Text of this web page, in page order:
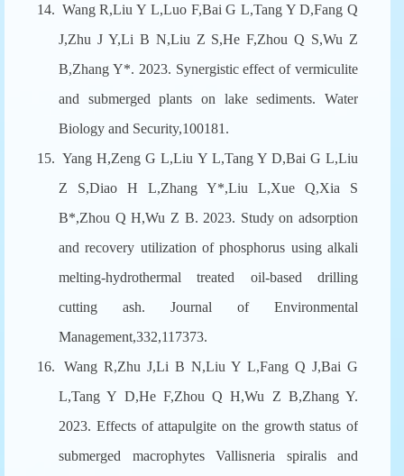
14. Wang R,Liu Y L,Luo F,Bai G L,Tang Y D,Fang Q
J,Zhu J Y,Li B N,Liu Z S,He F,Zhou Q S,Wu Z
B,Zhang Y*. 2023. Synergistic effect of vermiculite
and submerged plants on lake sediments. Water
Biology and Security,100181.
15. Yang H,Zeng G L,Liu Y L,Tang Y D,Bai G L,Liu
Z S,Diao H L,Zhang Y*,Liu L,Xue Q,Xia S
B*,Zhou Q H,Wu Z B. 2023. Study on adsorption
and recovery utilization of phosphorus using alkali
melting-hydrothermal treated oil-based drilling
cutting ash. Journal of Environmental
Management,332,117373.
16.
Wang R,Zhu J,Li B N,Liu Y L,Fang Q J,Bai G
L,Tang Y D,He F,Zhou Q H,Wu Z B,Zhang Y.
2023. Effects of attapulgite on the growth status of
submerged macrophytes Vallisneria spiralis and